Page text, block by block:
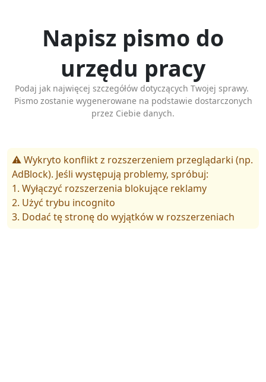
Napisz pismo do
urzędu pracy
Podaj jak najwięcej szczegółów dotyczących Twojej sprawy.
Pismo zostanie wygenerowane na podstawie dostarczonych
przez Ciebie danych.
⚠️ Wykryto konflikt z rozszerzeniem przeglądarki (np.
AdBlock). Jeśli występują problemy, spróbuj:
1. Wyłączyć rozszerzenia blokujące reklamy
2. Użyć trybu incognito
3. Dodać tę stronę do wyjątków w rozszerzeniach